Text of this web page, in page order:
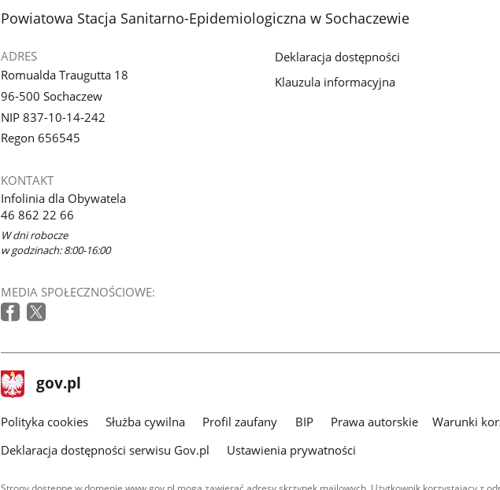
stopka
Powiatowa Stacja Sanitarno-Epidemiologiczna w Sochaczewie
ADRES
Romualda Traugutta 18
96-500 Sochaczew
NIP 837-10-14-242
Regon 656545
KONTAKT
Infolinia dla Obywatela
46 862 22 66
W dni robocze
w godzinach: 8:00-16:00
MEDIA SPOŁECZNOŚCIOWE:
Deklaracja dostępności
Klauzula informacyjna
stopka
gov.pl Strona
gov.pl
gov.pl
Polityka cookies Służba cywilna Profil zaufany BIP Prawa autorskie Warunki
Deklaracja dostępności serwisu Gov.pl
Ustawienia prywatności